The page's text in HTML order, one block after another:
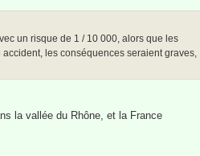
un risque de 1 / 10 000, alors que les
les conséquences seraient graves,
la vallée du Rhône, et la France